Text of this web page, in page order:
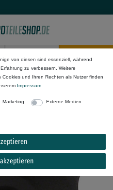
Bügelgriffe & Weitere
von diesen sind essenziell, während
zu verbessern. Weitere
und Ihren Rechten als Nutzer finden
Impressum
Marketing
Externe Medien